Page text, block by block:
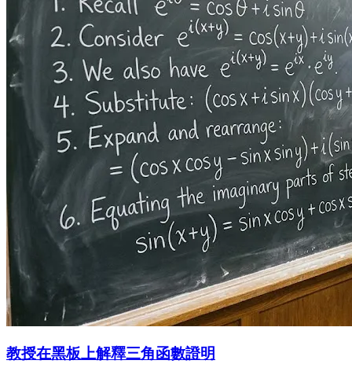
教授在黑板上解釋三角函數證明